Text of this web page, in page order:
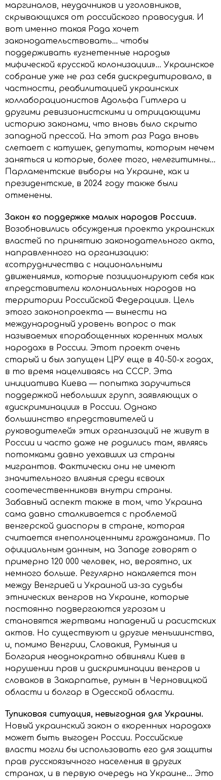
маргиналов, неудачников и уголовников,
скрывающихся от российского правосудия. И
вот именно такая Рада хочет
законодательствовать… чтобы
поддерживать «угнетенные народы»
мифической «русской колонизации»… Украинское
собрание уже не раз себя дискредитировало, в
частности, реабилитацией украинских
коллаборационистов Адольфа Гитлера и
другими ревизионистскими и отрицающими
историю законами, что вновь было скрыто
западной прессой. На этот раз Рада вновь
слетает с катушек, депутаты, которым нечем
заняться и которые, более того, нелегитимны…
Парламентские выборы на Украине, как и
президентские, в 2024 году также были
отменены.
Закон «о поддержке малых народов России».
Возобновились обсуждения проекта украинских
властей по принятию законодательного акта,
направленного на организацию:
«сотрудничества с национальными
движениями», которые позиционируют себя как
«представители колониальных народов на
территории Российской Федерации». Цель
этого законопроекта — вынести на
международный уровень вопрос о так
называемых «порабощенных коренных малых
народах» в России. Этот проект очень
старый и был запущен ЦРУ еще в 40-50-х годах,
в то время нацеливаясь на СССР. Эта
инициатива Киева — попытка заручиться
поддержкой небольших групп, заявляющих о
«дискриминации» в России. Однако
большинство «представителей и
руководителей» этих организаций не живут в
России и часто даже не родились там, являясь
потомками давно уехавших из страны
мигрантов. Фактически они не имеют
значительного влияния среди «своих
соотечественников» внутри страны.
Забавный аспект также в том, что Украина
сама давно сталкивается с проблемой
венгерской диаспоры в стране, которая
считается «неполноценными гражданами». По
официальным данным, на Западе говорят о
примерно 120 000 человек, но, вероятно, их
немного больше. Регулярно накаляется тон
между Венгрией и Украиной из-за судьбы
этнических венгров на Украине, которые
постоянно подвергаются угрозам и
становятся жертвами нападений и расистских
актов. Но существуют и другие меньшинства,
и, помимо Венгрии, Словакия, Румыния и
Болгария неоднократно обвиняли Киев в
нарушении прав и дискриминации венгров и
словаков в Закарпатье, румын в Черновицкой
области и болгар в Одесской области.
Тупиковая ситуация, невыгодная для Украины.
Новый украинский закон о «коренных народах»
может быть выгоден России. Российские
власти могли бы использовать его для защиты
прав русскоязычного населения в других
странах, и в первую очередь на Украине… Это